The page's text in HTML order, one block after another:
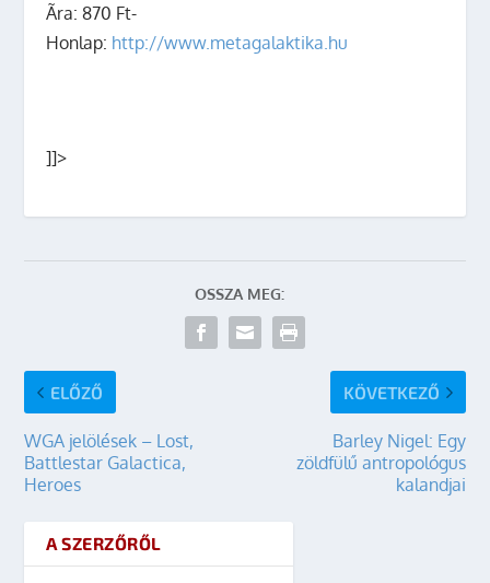
Ãra: 870 Ft-
Honlap: http://www.metagalaktika.hu
]]>
OSSZA MEG:
ELŐZŐ
WGA jelölések – Lost,
Battlestar Galactica,
Heroes
KÖVETKEZŐ
Barley Nigel: Egy
zöldfülű antropológus
kalandjai
A SZERZŐRŐL